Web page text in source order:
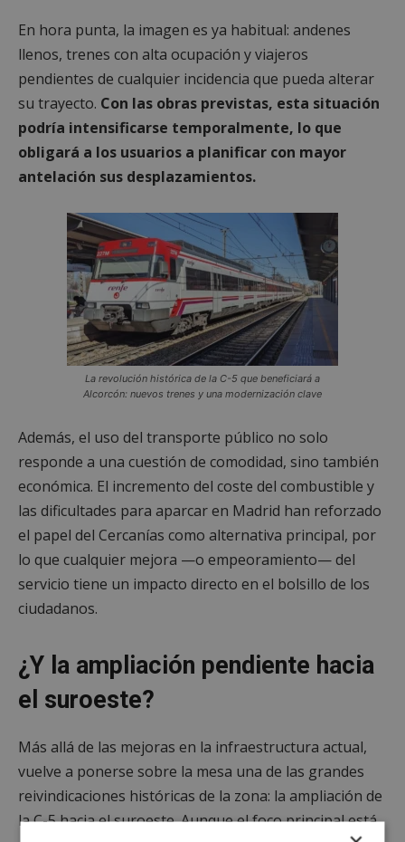
En hora punta, la imagen es ya habitual: andenes
llenos, trenes con alta ocupación y viajeros
pendientes de cualquier incidencia que pueda alterar
su trayecto. Con las obras previstas, esta situación
podría intensificarse temporalmente, lo que
obligará a los usuarios a planificar con mayor
antelación sus desplazamientos.
La revolución histórica de la C-5 que beneficiará a
Alcorcón: nuevos trenes y una modernización clave
Además, el uso del transporte público no solo
responde a una cuestión de comodidad, sino también
económica. El incremento del coste del combustible y
las dificultades para aparcar en Madrid han reforzado
el papel del Cercanías como alternativa principal, por
lo que cualquier mejora —o empeoramiento— del
servicio tiene un impacto directo en el bolsillo de los
ciudadanos.
¿Y la ampliación pendiente hacia
el suroeste?
Más allá de las mejoras en la infraestructura actual,
vuelve a ponerse sobre la mesa una de las grandes
reivindicaciones históricas de la zona: la ampliación de
la C-5 hacia el suroeste. Aunque el foco principal está